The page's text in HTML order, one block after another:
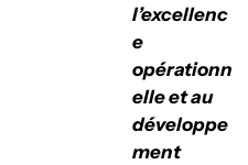
l’excellenc
e
opérationn
elle et au
développe
ment